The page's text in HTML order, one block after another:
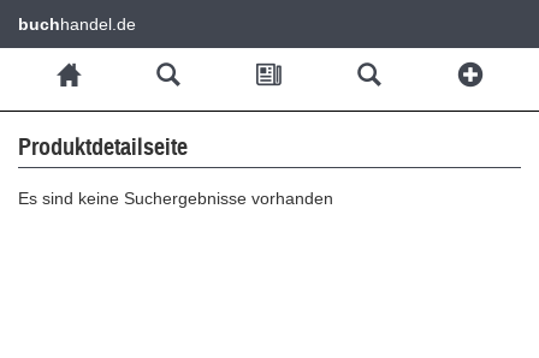
buchhandel.de
Produktdetailseite
Es sind keine Suchergebnisse vorhanden